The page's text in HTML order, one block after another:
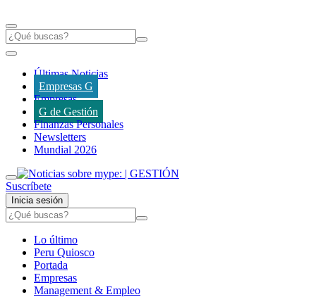
Últimas Noticias
Empresas G
Empresas
G de Gestión
Finanzas Personales
Newsletters
Mundial 2026
Suscríbete
Inicia sesión
Lo último
Peru Quiosco
Portada
Empresas
Management & Empleo